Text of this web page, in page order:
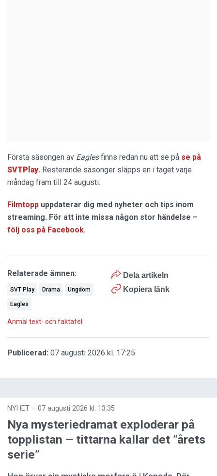
Första säsongen av Eaglesfinns redan nu att se på se på
SVTPlay. Resterande säsonger släpps en i taget varje
måndag fram till 24 augusti.
Filmtopp uppdaterar dig med nyheter och tips inom
streaming. För att inte missa någon stor händelse –
följ oss på Facebook.
Dela artikeln
Kopiera länk
Relaterade ämnen:
SVT Play Drama Ungdom
Eagles
Anmäl text- och faktafel
Publicerad: 07 augusti 2026 kl. 17:25
NYHET – 07 augusti 2026 kl. 13:35
Nya mysteriedramat exploderar på
topplistan – tittarna kallar det ”årets
serie”